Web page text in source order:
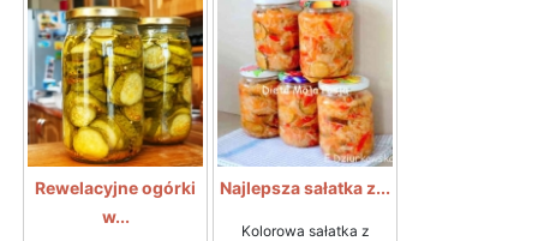
Rewelacyjne ogórki
w...
Najlepsza sałatka z...
Kolorowa sałatka z